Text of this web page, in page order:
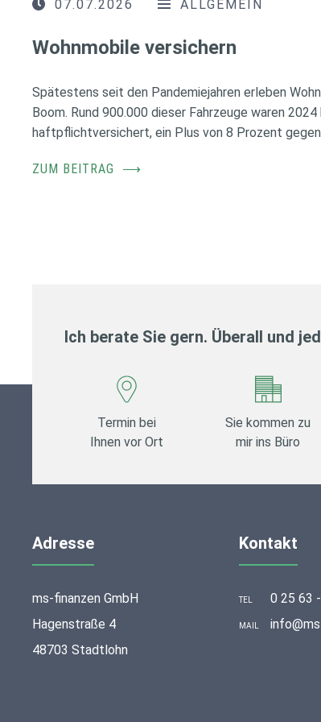
07.07.2026 ALLGEMEIN
Wohnmobile versichern
Spätestens seit den Pandemiejahren erleben
Boom. Rund 900.000 dieser Fahrzeuge waren
haftpflichtversichert, ein Plus von 8 Prozent
ZUM BEITRAG ⟶
Ich berate Sie gern. Überall und
Termin bei
Ihnen vor Ort
Sie kommen zu
mir ins Büro
Adresse
ms-finanzen GmbH
Hagenstraße 4
48703 Stadtlohn
Kontakt
TEL 0 25 63
MAIL